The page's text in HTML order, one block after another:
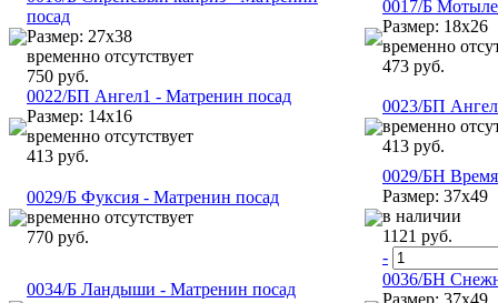
посад
Размер: 27х38
временно отсутствует
750 руб.
0017/Б
Размер: 18х26
временно
473 руб.
0022/БП Ангел1 - Матренин посад
Размер: 14х16
временно отсутствует
413 руб.
0023/БП
временно
413 руб.
0029/Б Фуксия - Матренин посад
временно отсутствует
770 руб.
0029/БН
Размер: 37х49
в наличии
1121 руб.
-
0034/Б Ландыши - Матренин посад
0036/БН
Размер: 37х49